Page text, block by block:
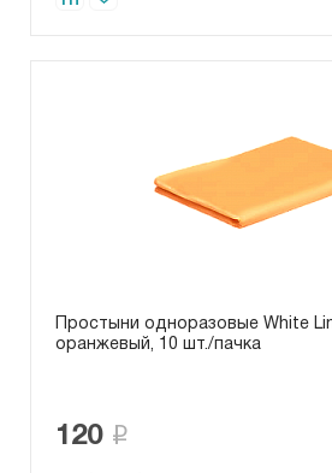
Простыни одноразовые White
оранжевый, 10 шт./пачка
120